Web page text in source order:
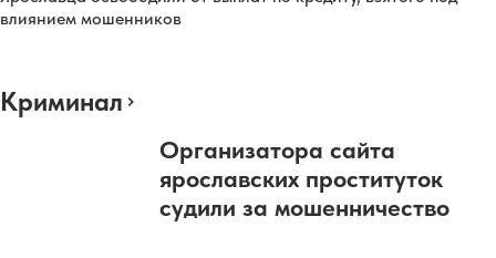
влиянием мошенников
Криминал
Организатора сайта
ярославских проституток
судили за мошенничество